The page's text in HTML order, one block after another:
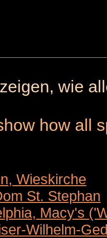
wie
how all
Wieskirche
St. Stephan
Macy's
Wilhelm-